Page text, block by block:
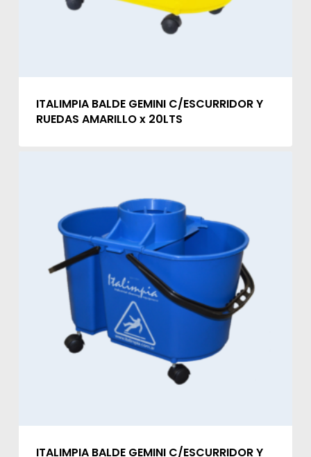
ITALIMPIA BALDE GEMINI C/ESCURRIDOR Y
RUEDAS AMARILLO x 20LTS
ITALIMPIA BALDE GEMINI C/ESCURRIDOR Y